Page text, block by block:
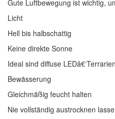
Gute Luftbewegung ist wichtig,
Licht
Hell bis halbschattig
Keine direkte Sonne
Ideal sind diffuse
Bewässerung
Gleichmäßig feucht halten
Nie vollständig austrocknen